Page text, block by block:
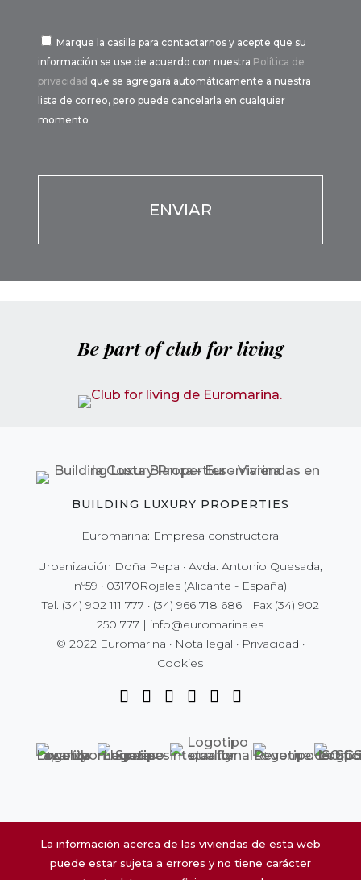
Marque la casilla para contactarnos y acepte que su
información se use de acuerdo con nuestra Política de
privacidad que se agregará automáticamente a nuestra
lista de correo, pero puede cancelarla en cualquier
momento
Be part of club for living
BUILDING LUXURY PROPERTIES
Euromarina: Empresa constructora
Urbanización Doña Pepa · Avda. Antonio Quesada,
nº59 · 03170Rojales (Alicante - España)
Tel. (34) 902 111 777 · (34) 966 718 686| Fax (34) 902
250 777 | info@euromarina.es
© 2022 Euromarina · Nota legal · Privacidad ·
Cookies
La información acerca de las viviendas de esta web
puede estar sujeta a errores y no tiene carácter